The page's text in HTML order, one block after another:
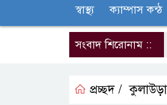
স্বাস্থ্য ক‍্যাম্পাস কন্ঠ
সংবাদ শিরোনাম ::
প্রচ্ছদ / কুলাউড়া